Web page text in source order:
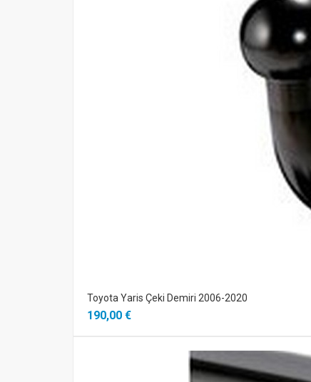
Toyota Yaris Çeki Demiri 2006-2020
190,00 €